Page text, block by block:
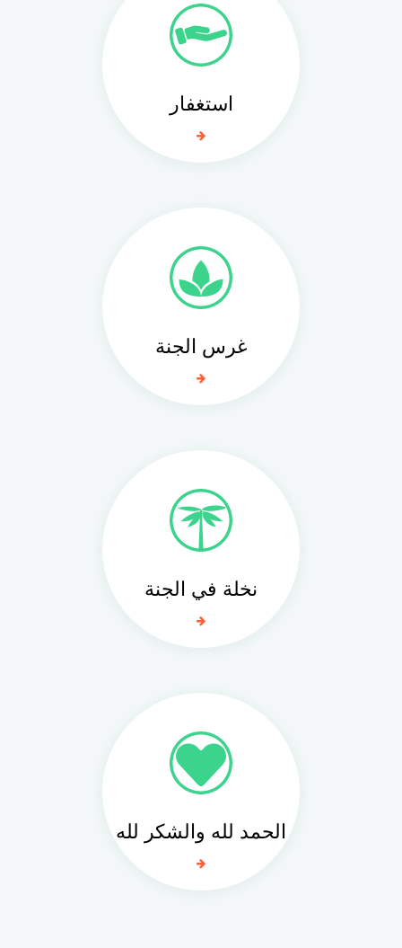
استغفار
غرس الجنة
نخلة في الجنة
الحمد لله والشكر لله